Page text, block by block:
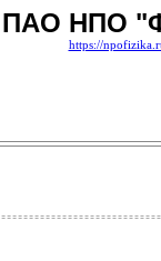
ПАО НПО
https://